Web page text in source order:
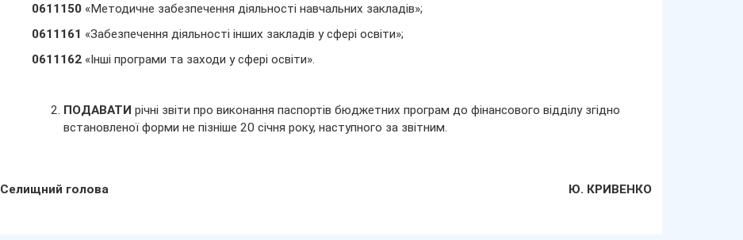
0611150«Методичне забезпечення діяльності навчальних закладів»;
0611161 «Забезпечення діяльності інших закладів у сфері освіти»;
0611162«Інші програми та заходи у сфері освіти».
ПОДАВАТИ річні звіти про виконання паспортів бюджетних програм до фінансового відділу згідно
встановленої форми не пізніше 20 січня року, наступного за звітним.
Селищний голова Ю. КРИВЕНКО